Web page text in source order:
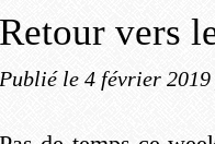
Retour vers
Publié le 4 février 2019